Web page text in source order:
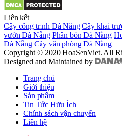
Liên kết
Cây công trình Đà Nẵng Cây khai
vườn Đà Nẵng Phân bón Đà Nẵng
Đà Nẵng Cây văn phòng Đà Nẵng
Copyright © 2020 HoaSenViet. All
Designed and Maintained by
Trang chủ
Giới thiệu
Sản phẩm
Tin Tức Hữu Ích
Chính sách vận chuyển
Liên hệ